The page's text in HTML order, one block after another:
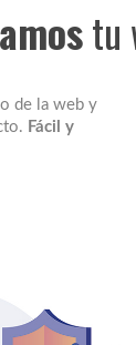
tu
de la web y
Fácil y